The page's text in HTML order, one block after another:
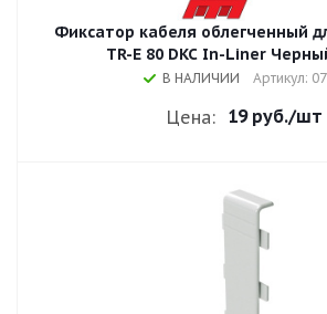
Фиксатор кабеля облегченный
TR-E 80 DKC In-Liner
В НАЛИЧИИ Артикул:
Цена: 19 руб./шт